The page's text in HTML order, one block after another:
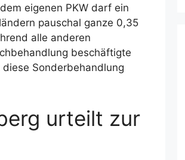
eigenen PKW darf ein
pauschal ganze 0,35
alle anderen
beschäftigte
Sonderbehandlung
urteilt zur